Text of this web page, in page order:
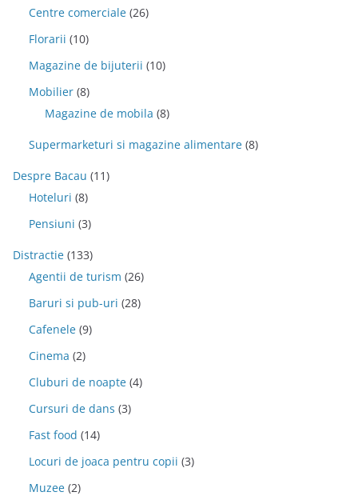
Centre comerciale (26)
Florarii (10)
Magazine de bijuterii (10)
Mobilier (8)
Magazine de mobila (8)
Supermarketuri si magazine alimentare (8)
Despre Bacau (11)
Hoteluri (8)
Pensiuni (3)
Distractie (133)
Agentii de turism (26)
Baruri si pub-uri (28)
Cafenele (9)
Cinema (2)
Cluburi de noapte (4)
Cursuri de dans (3)
Fast food (14)
Locuri de joaca pentru copii (3)
Muzee (2)